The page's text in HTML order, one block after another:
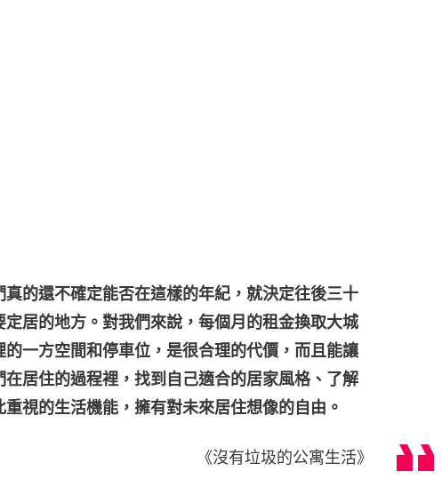
真的還不確定能否在這樣的年紀，就決定往後三十
定居的地方。對我們來說，每個月的租金換取大城
的一方空間和停車位，是很合理的代價，而且能讓
在居住的過程裡，找到自己適合的居家風格、了解
重視的生活機能，擁有對未來居住想像的自由。
《沒有垃圾的公寓生活》